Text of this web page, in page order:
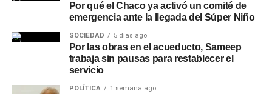
Por qué el Chaco ya activó un comité de
emergencia ante la llegada del Súper Niño
SOCIEDAD 5 días ago
Por las obras en el acueducto, Sameep
trabaja sin pausas para restablecer el
servicio
POLÍTICA 1 semana ago